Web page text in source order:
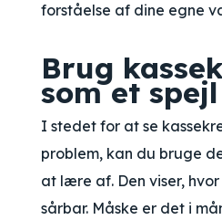
forståelse af dine egne
Brug
som et spejl
I stedet for at se
problem, kan du bruge
at lære af. Den viser,
sårbar. Måske er det i